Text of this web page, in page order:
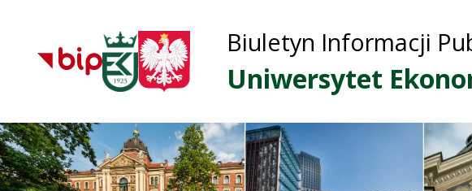
Biuletyn Informacji
Uniwersytet